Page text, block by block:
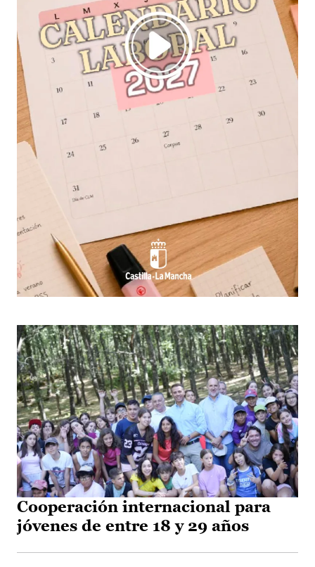
Cooperación internacional para
jóvenes de entre 18 y 29 años